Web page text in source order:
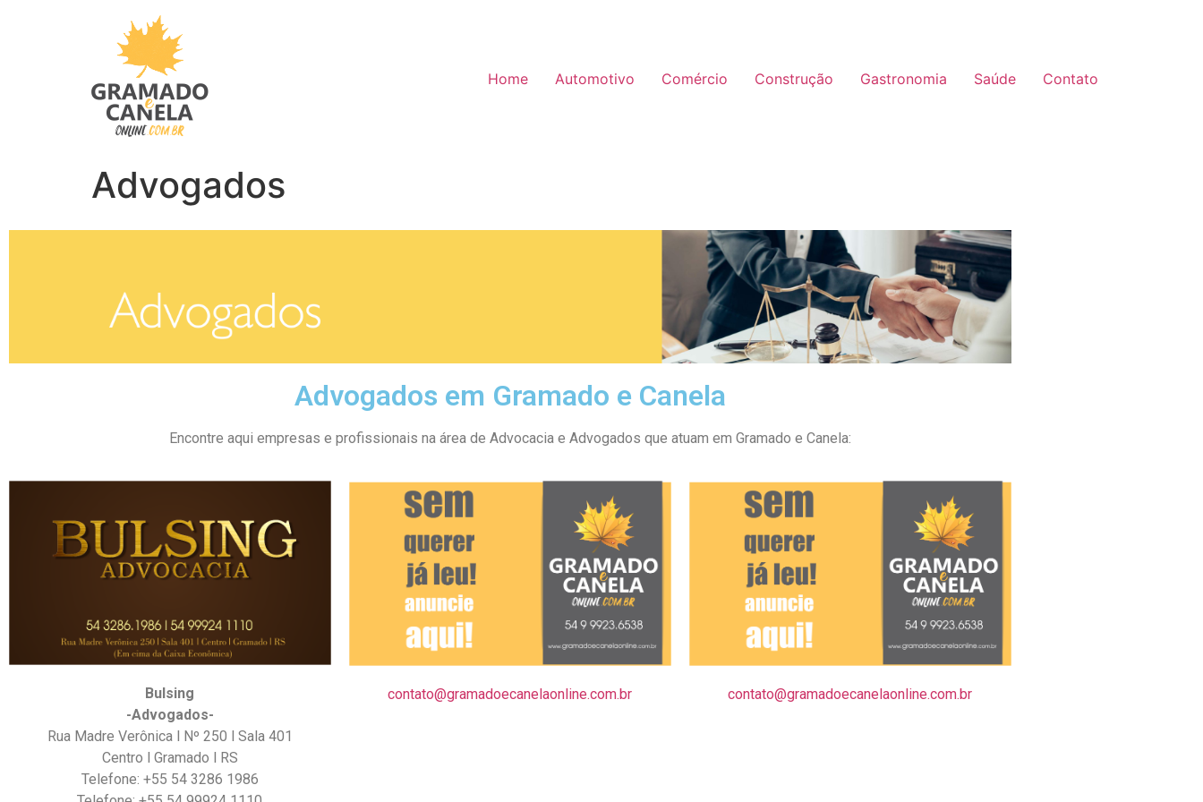
Home Automotivo Comércio Construção Gastronomia Saúde Contato
Advogados
Advogados em Gramado e Canela
Encontre aqui empresas e profissionais na área de Advocacia e Advogados que atuam em Gramado e Canela:
Bulsing
-Advogados-
Rua Madre Verônica l Nº 250 l Sala 401
Centro l Gramado l RS
Telefone: +55 54 3286 1986
contato@gramadoecanelaonline.com.br contato@gramadoecanelaonline.com.br